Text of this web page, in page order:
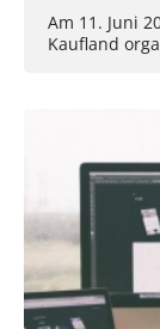
Am 11. Juni
Kaufland